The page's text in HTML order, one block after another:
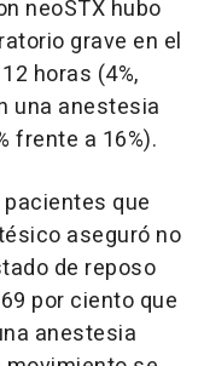
neoSTX hubo
grave en el
horas (4%,
una anestesia
frente a 16%).
que
aseguró no
de reposo
por ciento que
anestesia